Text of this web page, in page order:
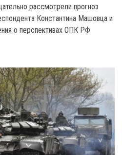
рассмотрели прогноз
Константина Машовца и
о перспективах ОПК РФ